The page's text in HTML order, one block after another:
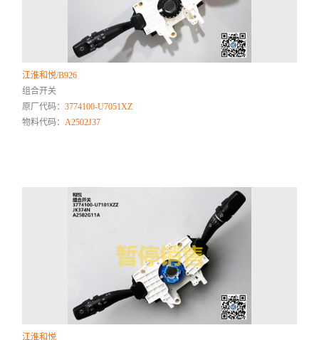
江淮和悦/B926
组合开关
原厂代码：3774100-U7051XZ
物料代码：A2502J37
江淮和悦